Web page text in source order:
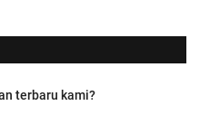
terbaru kami?